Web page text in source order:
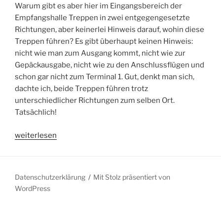
Warum gibt es aber hier im Eingangsbereich der
Empfangshalle Treppen in zwei entgegengesetzte
Richtungen, aber keinerlei Hinweis darauf, wohin diese
Treppen führen? Es gibt überhaupt keinen Hinweis:
nicht wie man zum Ausgang kommt, nicht wie zur
Gepäckausgabe, nicht wie zu den Anschlussflügen und
schon gar nicht zum Terminal 1. Gut, denkt man sich,
dachte ich, beide Treppen führen trotz
unterschiedlicher Richtungen zum selben Ort.
Tatsächlich!
„Flughafen
weiterlesen
Datenschutzerklärung
Mit Stolz präsentiert von
WordPress